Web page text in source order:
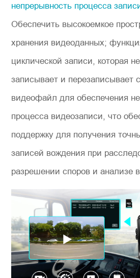
непрерывность процесса
Обеспечить высокоемкое
хранения видеоданных;
циклической записи, которая
записывает и перезаписывает
видеофайл для обеспечения
процесса видеозаписи, что
поддержку для получения
записей вождения при
разрешении споров и анализе